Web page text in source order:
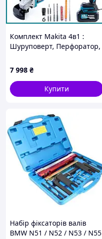
Комплект Makita 4в1 :
Шуруповерт, Перфоратор,
аккумуляторный,
бесщеточный (48V)
JGGW_7998
7 998 ₴
Купити
Набір фіксаторів валів
BMW N51 / N52 / N53 / N55